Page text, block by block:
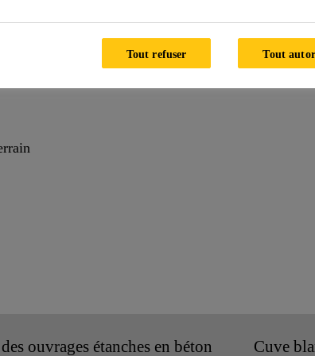
ouvrages étanches en béton Cuve
Tout refuser Tout